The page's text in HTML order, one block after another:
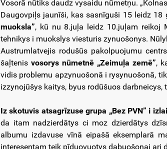
Vosorā nūtiks daudz vysaidu nūmetņu.
Daugovpiļs jaunīši, kas sasnīguši 15 leidz
muoksla”, kū nu 8.juļa leidz 10.juļam reikoj
tehnikys i muokslys viesturis zynuošonys.
Austrumlatvejis rodušūs pakolpuojumu
šaļtenis vosorys nūmetnē „Zeimuļa zemē”,
vidis problemu apzynuošonā i rysynuošonā,
izzynojūšys kaitys, byus rodūšuos
Iz skotuvis atsagrīzuse grupa „Bez PVN” i
da itam nadzierdātys ci moz dzierdātys
albumu izdavuse vīnā eipašā eksemplarā
interesentam teik pīduovuotys dabuošonai ari